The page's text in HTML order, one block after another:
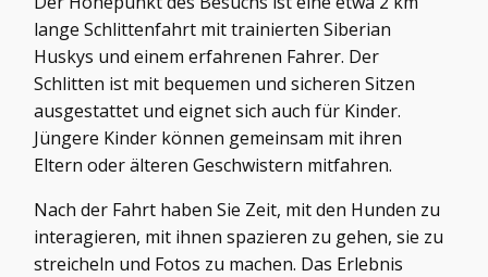
lange Schlittenfahrt mit trainierten Siberian
Huskys und einem erfahrenen Fahrer. Der
Schlitten ist mit bequemen und sicheren Sitzen
ausgestattet und eignet sich auch für Kinder.
Jüngere Kinder können gemeinsam mit ihren
Eltern oder älteren Geschwistern mitfahren.
Nach der Fahrt haben Sie Zeit, mit den Hunden zu
interagieren, mit ihnen spazieren zu gehen, sie zu
streicheln und Fotos zu machen. Das Erlebnis